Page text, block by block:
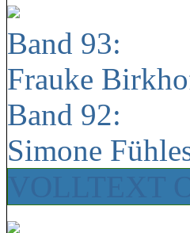
Band 93:
Frauke
Band 92:
Simone